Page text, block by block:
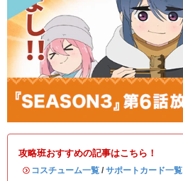
攻略班おすすめの記事はこちら！
・ コスチューム一覧 / サポートカード一覧